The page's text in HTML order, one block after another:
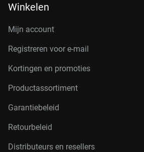
Winkelen
Mijn account
Registreren voor e-mail
Kortingen en promoties
Productassortiment
Garantiebeleid
Retourbeleid
Distributeurs en resellers